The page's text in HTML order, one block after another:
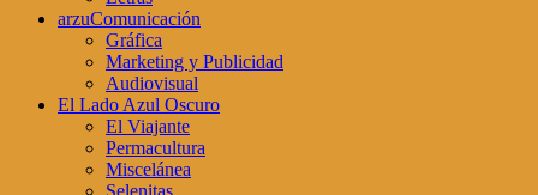
arzuComunicación
Gráfica
Marketing y Publicidad
Audiovisual
El Lado Azul Oscuro
El Viajante
Permacultura
Miscelánea
Selenitas